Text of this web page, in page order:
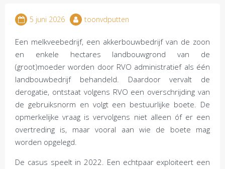
5 juni 2026 toonvdputten
Een melkveebedrijf, een akkerbouwbedrijf van de zoon
en enkele hectares landbouwgrond van de
(groot)moeder worden door RVO administratief als één
landbouwbedrijf behandeld. Daardoor vervalt de
derogatie, ontstaat volgens RVO een overschrijding van
de gebruiksnorm en volgt een bestuurlijke boete. De
opmerkelijke vraag is vervolgens niet alleen óf er een
overtreding is, maar vooral aan wie de boete mag
worden opgelegd.
De casus speelt in 2022. Een echtpaar exploiteert een